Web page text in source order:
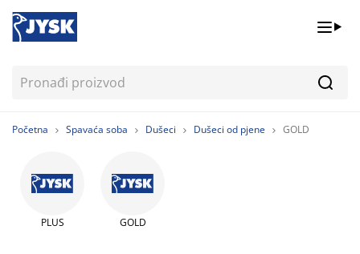
Početna Spavaća soba Dušeci Dušeci od pjene GOLD
PLUS GOLD